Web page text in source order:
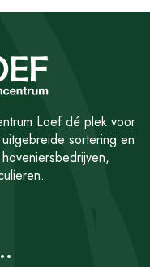
Loef dé plek voor
sortering en